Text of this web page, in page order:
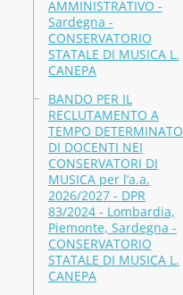
AMMINISTRATIVO -
Sardegna -
CONSERVATORIO
STATALE DI MUSICA L.
CANEPA
BANDO PER IL
RECLUTAMENTO A
TEMPO DETERMINATO
DI DOCENTI NEI
CONSERVATORI DI
MUSICA per l’a.a.
2026/2027 - DPR
83/2024 - Lombardia,
Piemonte, Sardegna -
CONSERVATORIO
STATALE DI MUSICA L.
CANEPA